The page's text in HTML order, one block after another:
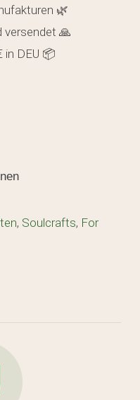
🌿
versendet 🙏
in DEU 📦
, Soulcrafts, For